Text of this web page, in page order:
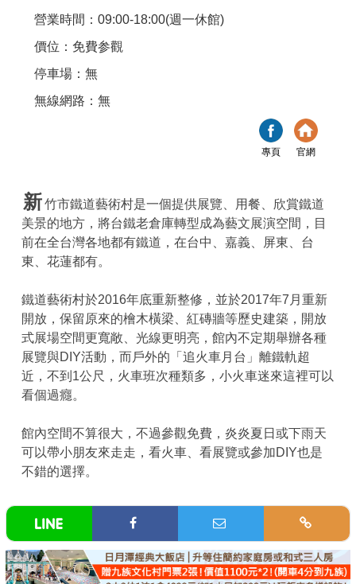
營業時間：09:00-18:00(週一休館)
價位：免費参觀
停車場：無
無線網路：無
專頁 官網
新竹市鐵道藝術村是一個提供展覽、用餐、欣賞鐵道
美景的地方，將台鐵老倉庫轉型成為藝文展演空間，目
前在全台灣各地都有鐵道，在台中、嘉義、屏東、台
東、花蓮都有。
鐵道藝術村於2016年底重新整修，並於2017年7月重新
開放，保留原來的檜木橫梁、紅磚牆等歷史建築，開放
式展場空間更寬敞、光線更明亮，館內不定期舉辦各種
展覽與DIY活動，而戶外的「追火車月台」離鐵軌超
近，不到1公尺，火車班次種類多，小火車迷來這裡可以
看個過癮。
館內空間不算很大，不過參觀免費，炎炎夏日或下雨天
可以帶小朋友來走走，看火車、看展覽或參加DIY也是
不錯的選擇。